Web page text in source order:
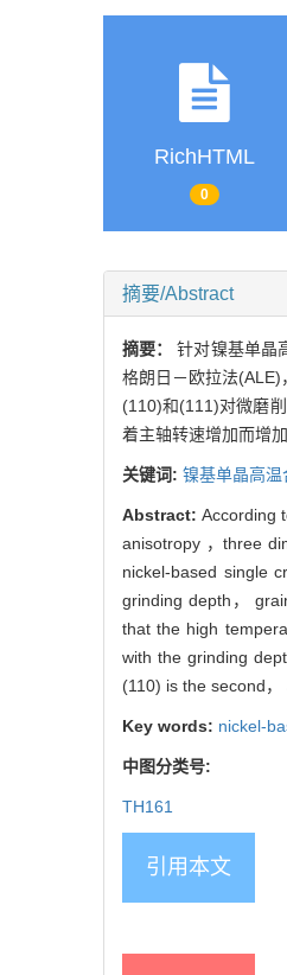
RichHTML
0
摘要/Abstract
摘要：针对镍基单晶
格朗日－欧拉法(ALE)
(110)和(111)对微磨
着主轴转速增加而增
关键词: 镍基单晶高温
Abstract: According
anisotropy ，three
nickel-based single
grinding depth，
that the high
with the grinding
(110) is the second
Key words: nickel-
中图分类号:
TH161
引用本文